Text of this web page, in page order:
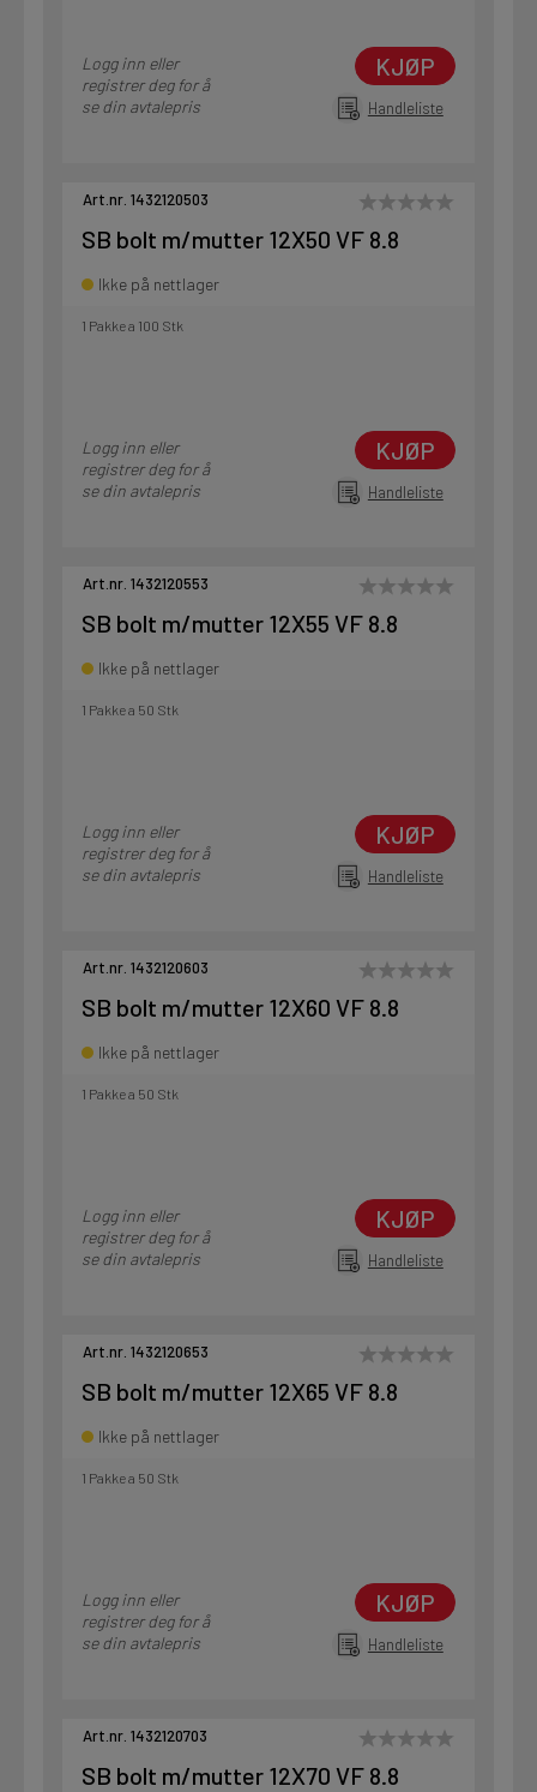
Logg inn eller
registrer deg for å
se din avtalepris
KJØP
Handleliste
Art.nr. 1432120503
SB bolt m/mutter 12X50 VF 8.8
Ikke på nettlager
1 Pakke a 100 Stk
Logg inn eller
registrer deg for å
se din avtalepris
KJØP
Handleliste
Art.nr. 1432120553
SB bolt m/mutter 12X55 VF 8.8
Ikke på nettlager
1 Pakke a 50 Stk
Logg inn eller
registrer deg for å
se din avtalepris
KJØP
Handleliste
Art.nr. 1432120603
SB bolt m/mutter 12X60 VF 8.8
Ikke på nettlager
1 Pakke a 50 Stk
Logg inn eller
registrer deg for å
se din avtalepris
KJØP
Handleliste
Art.nr. 1432120653
SB bolt m/mutter 12X65 VF 8.8
Ikke på nettlager
1 Pakke a 50 Stk
Logg inn eller
registrer deg for å
se din avtalepris
KJØP
Handleliste
Art.nr. 1432120703
SB bolt m/mutter 12X70 VF 8.8